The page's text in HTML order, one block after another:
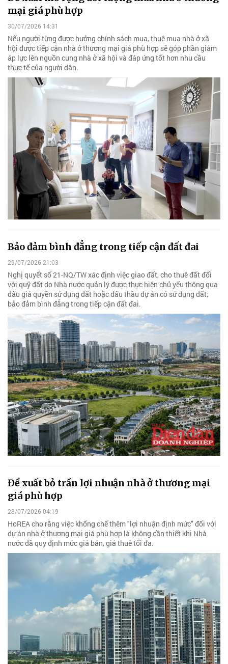
mại giá phù hợp
30/07/2026 14:31
Nếu người từng được hưởng chính sách mua, thuê mua nhà ở xã
hội được tiếp cận nhà ở thương mại giá phù hợp sẽ góp phần giảm
áp lực lên nguồn cung nhà ở xã hội và đáp ứng tốt hơn nhu cầu
thực tế của người dân.
Bảo đảm bình đẳng trong tiếp cận đất đai
29/07/2026 21:03
Nghị quyết số 21-NQ/TW xác định việc giao đất, cho thuê đất đối
với quỹ đất do Nhà nước quản lý được thực hiện chủ yếu thông qua
đấu giá quyền sử dụng đất hoặc đấu thầu dự án có sử dụng đất;
bảo đảm bình đẳng trong tiếp cận đất đai.
Đề xuất bỏ trần lợi nhuận nhà ở thương mại
giá phù hợp
28/07/2026 04:19
HoREA cho rằng việc khống chế thêm "lợi nhuận định mức" đối với
dự án nhà ở thương mại giá phù hợp là không cần thiết khi Nhà
nước đã quy định mức giá bán, giá thuê tối đa.